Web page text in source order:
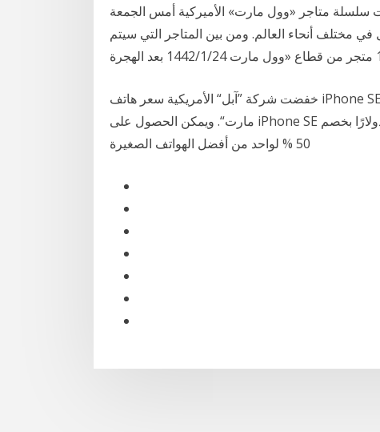
سلسلة متاجر «وول مارت» الأميركية أمس الجمعة
متجرا والاستغناء عن 16 ألف عامل في مختلف أنحاء العالم. ومن بين المتاجر التي سيتم
خفضت شركة ”آبل“ الأمريكية سعر هاتف iPhone SE إلى النصف من خلال متاجر البيع بالتجزئة ”وول
مارت“. ويمكن الحصول على iPhone SE مقابل 199 دولارًا بدلًا من سعره الأصلي الذي يبلغ 399 دولارًا بخصم
50 % لواحد من أفضل الهواتف الصغيرة